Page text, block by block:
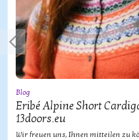
Blog
Eribé Alpine Short
13doors.eu
Wir freuen uns, Ihnen mitteilen zu